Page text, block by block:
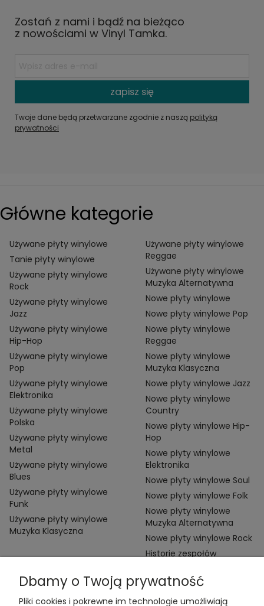
Zostań z nami i bądź na bieżąco
z nowościami w Vinyl Tamka.
zapisz się
Twoje dane będą przetwarzane zgodnie z naszą polityką
prywatności
Główne kategorie
Używane płyty winylowe
Tanie płyty winylowe
Używane płyty winylowe
Rock
Używane płyty winylowe
Jazz
Używane płyty winylowe
Hip-Hop
Używane płyty winylowe
Pop
Używane płyty winylowe
Elektronika
Używane płyty winylowe
Polska
Używane płyty winylowe
Metal
Używane płyty winylowe
Blues
Używane płyty winylowe
Funk
Używane płyty winylowe
Muzyka Klasyczna
Używane płyty winylowe
Reggae
Używane płyty winylowe
Muzyka Alternatywna
Nowe płyty winylowe
Nowe płyty winylowe Pop
Nowe płyty winylowe
Reggae
Nowe płyty winylowe
Muzyka Klasyczna
Nowe płyty winylowe Jazz
Nowe płyty winylowe
Country
Nowe płyty winylowe Hip-
Hop
Nowe płyty winylowe
Elektronika
Nowe płyty winylowe Soul
Nowe płyty winylowe Folk
Nowe płyty winylowe
Muzyka Alternatywna
Nowe płyty winylowe Rock
Historie zespołów
Dbamy o Twoją prywatność
Pliki cookies i pokrewne im technologie umożliwiają